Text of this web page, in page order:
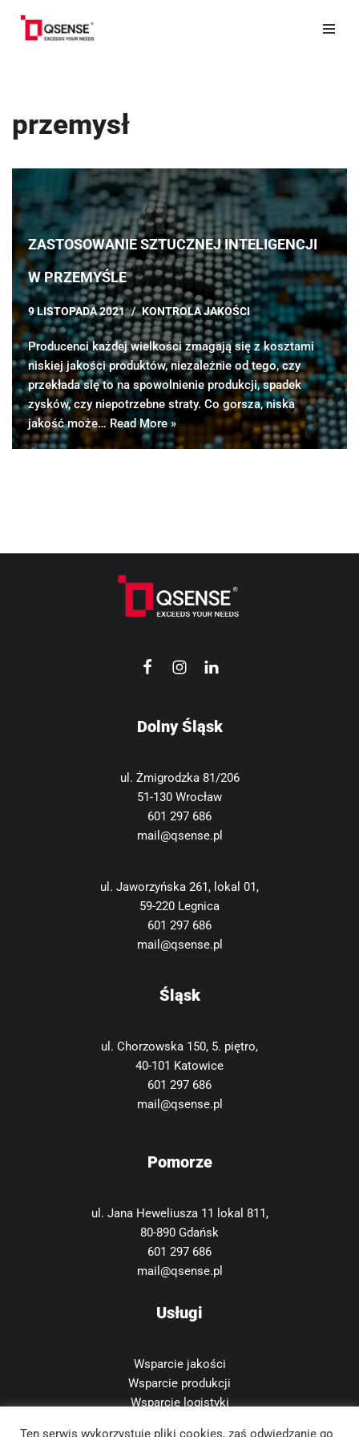
Przejdź
przemysł
ZASTOSOWANIE SZTUCZNEJ INTELIGENCJI
W PRZEMYŚLE
9 LISTOPADA 2021 KONTROLA JAKOŚCI
Producenci każdej wielkości zmagają się z kosztami
niskiej jakości produktów, niezależnie od tego, czy
przekłada się to na spowolnienie produkcji, spadek
zysków, czy niepotrzebne straty. Co gorsza, niska
jakość może… Read More »
Dolny Śląsk
ul. Żmigrodzka 81/206
51-130 Wrocław
601 297 686
mail@qsense.pl
ul. Jaworzyńska 261, lokal 01,
59-220 Legnica
601 297 686
mail@qsense.pl
Śląsk
ul. Chorzowska 150, 5. piętro,
40-101 Katowice
601 297 686
mail@qsense.pl
Pomorze
ul. Jana Heweliusza 11 lokal 811,
80-890 Gdańsk
601 297 686
mail@qsense.pl
Usługi
Wsparcie jakości
Wsparcie produkcji
Wsparcie logistyki
Ten serwis wykorzystuje pliki cookies, zaś odwiedzanie go